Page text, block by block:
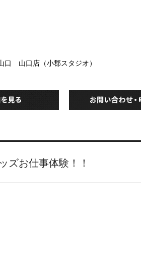
口 山口店（小郡スタジオ）
ズお仕事体験！！